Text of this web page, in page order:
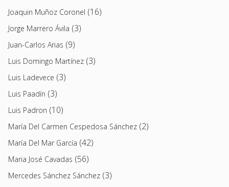
Joaquin Muñoz Coronel (16)
Jorge Marrero Ávila (3)
Juan-Carlos Arias (9)
Luis Domingo Martínez (3)
Luis Ladevece (3)
Luis Paadín (3)
Luis Padron (10)
María Del Carmen Cespedosa Sánchez (2)
María Del Mar García (42)
Maria José Cavadas (56)
Mercedes Sánchez Sánchez (3)